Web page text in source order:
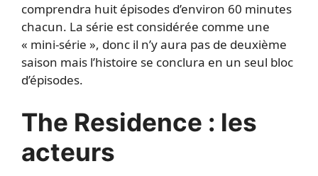
comprendra huit épisodes d’environ 60 minutes
chacun. La série est considérée comme une
« mini-série », donc il n’y aura pas de deuxième
saison mais l’histoire se conclura en un seul bloc
d’épisodes.
The Residence : les
acteurs